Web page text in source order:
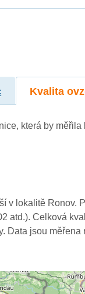
Kvalita
která by
v lokalitě Ronov.
atd.). Celková
Data jsou